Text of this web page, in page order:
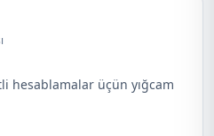
hesablamalar üçün yığcam